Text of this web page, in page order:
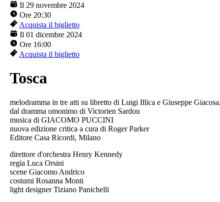
Il 29 novembre 2024
Ore 20:30
Acquista il biglietto
Il 01 dicembre 2024
Ore 16:00
Acquista il biglietto
Tosca
melodramma in tre atti su libretto di Luigi Illica e Giuseppe
dal dramma omonimo di Victorien Sardou
musica di GIACOMO PUCCINI
nuova edizione critica a cura di Roger Parker
Editore Casa Ricordi, Milano
direttore d'orchestra Henry Kennedy
regia Luca Orsini
scene Giacomo Andrico
costumi Rosanna Monti
light designer Tiziano Panichelli